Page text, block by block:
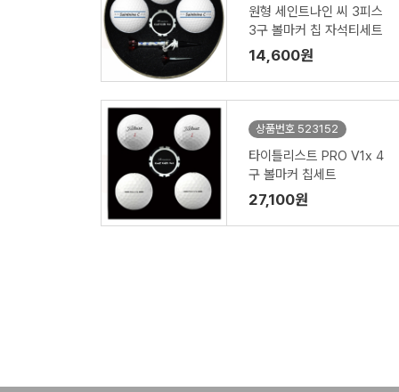
원형 세인트나인 씨 3피스
3구 볼마커 칩 자석티세트
14,600원
상품번호 523152
타이틀리스트 PRO V1x 4
구 볼마커 칩세트
27,100원